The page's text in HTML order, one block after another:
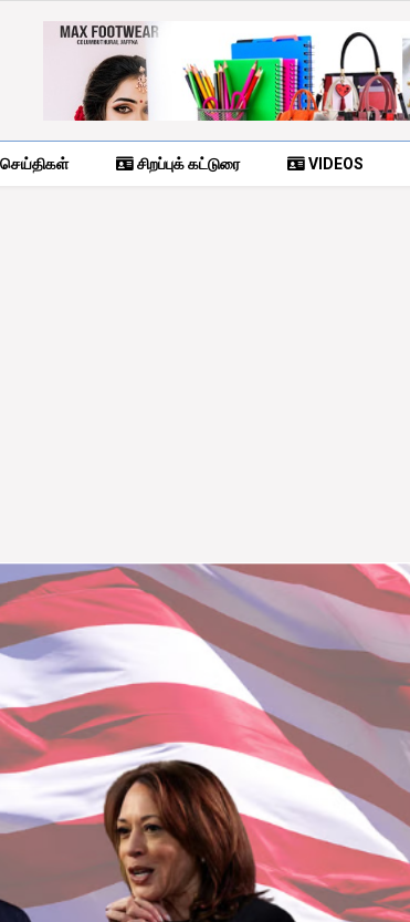
சிறப்புக் கட்டுரை VIDEOS